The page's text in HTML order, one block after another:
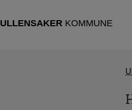
ULLENSAKERKOMMUNE